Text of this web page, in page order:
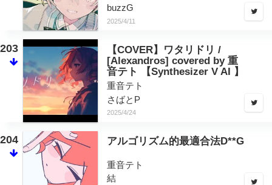
buzzG
2025/4/11
203
【COVER】ワタリドリ /
[Alexandros] covered by 重
音テト 【Synthesizer V AI 】
重音テト
さばとP
2025/4/24
204 アルゴリズム的最適合法D**G
重音テト
結